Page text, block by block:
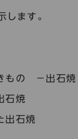
します。
もの －出石焼
石焼
出石焼